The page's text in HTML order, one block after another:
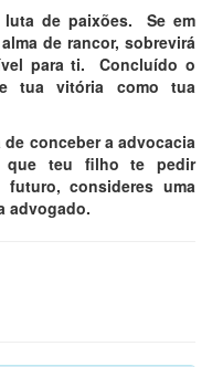
luta de paixões. Se em
de rancor, sobrevirá
para ti. Concluído o
tua vitória como tua
de conceber a advocacia
teu filho te pedir
consideres uma
advogado.